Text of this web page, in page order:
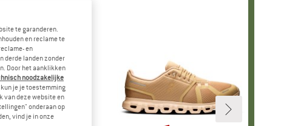
te garanderen.
en reclame te
en
derde landen zonder
Door het aanklikken
noodzakelijke
kun je je toestemming
van deze website en
onderaan op
vind je in onze